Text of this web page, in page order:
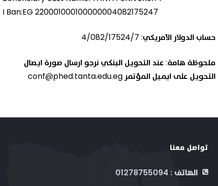
I Ban:EG 220001000100000004082175247
حساب الدولار الأمريكي: 4/082/17524/7
ملحوظة هامة: عند التحويل البنكي نرجو ارسال صورة ايصال
التحويل على ايميل المؤتمر conf@phed.tanta.edu.eg
تواصل معنا
الهاتف : 01278755094